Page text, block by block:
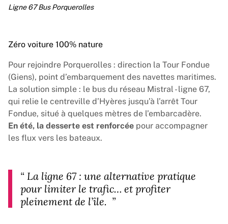
Ligne 67 Bus Porquerolles
Zéro voiture 100% nature
Pour rejoindre Porquerolles : direction la Tour Fondue
(Giens), point d’embarquement des navettes maritimes.
La solution simple : le bus du réseau Mistral - ligne 67,
qui relie le centreville d’Hyères jusqu’à l’arrêt Tour
Fondue, situé à quelques mètres de l’embarcadère.
En été, la desserte est renforcée pour accompagner
les flux vers les bateaux.
“ La ligne 67 : une alternative pratique
pour limiter le trafic… et profiter
pleinement de l’île. ”